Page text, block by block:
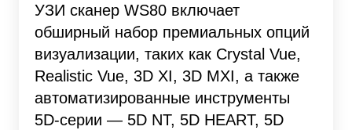
УЗИ сканер WS80 включает
обширный набор премиальных опций
визуализации, таких как Crystal Vue,
Realistic Vue, 3D XI, 3D MXI, а также
автоматизированные инструменты
5D-серии — 5D NT, 5D HEART, 5D